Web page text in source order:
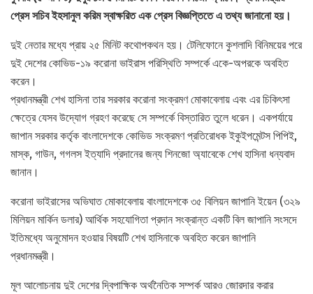
প্রেস সচিব ইহসানুল করিম স্বাক্ষরিত এক প্রেস বিজ্ঞপ্তিতে এ তথ্য জানানো হয়।
দুই নেতার মধ্যে প্রায় ২৫ মিনিট কথোপকথন হয়। টেলিফোনে কুশলাদি বিনিময়ের পরে
দুই দেশের কোভিড-১৯ করোনা ভাইরাস পরিস্থিতি সম্পর্কে একে-অপরকে অবহিত
করেন।
প্রধানমন্ত্রী শেখ হাসিনা তার সরকার করোনা সংক্রমণ মোকাবেলায় এবং এর চিকিৎসা
ক্ষেত্রে যেসব উদ্যোগ গ্রহণ করেছে সে সম্পর্কে বিস্তারিত তুলে ধরেন। একপর্যায়ে
জাপান সরকার কর্তৃক বাংলাদেশকে কোভিড সংক্রমণ প্রতিরোধক ইকুইপমেন্টস পিপিই,
মাস্ক, গাউন, গগলস ইত্যাদি প্রদানের জন্য শিনজো অ্যাবেকে শেখ হাসিনা ধন্যবাদ
জানান।
করোনা ভাইরাসের অভিঘাত মোকাবেলায় বাংলাদেশকে ৩৫ বিলিয়ন জাপানি ইয়েন (৩২৯
মিলিয়ন মার্কিন ডলার) আর্থিক সহযোগিতা প্রদান সংক্রান্ত একটি বিল জাপানি সংসদে
ইতিমধ্যে অনুমোদন হওয়ার বিষয়টি শেখ হাসিনাকে অবহিত করেন জাপানি
প্রধানমন্ত্রী।
মূল আলোচনায় দুই দেশের দ্বিপাক্ষিক অর্থনৈতিক সম্পর্ক আরও জোরদার করার